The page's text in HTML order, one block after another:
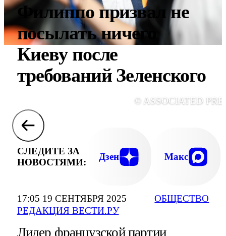
17:05 19 СЕНТЯБРЯ 2025
РЕДАКЦИЯ ВЕСТИ.РУ
ОБЩЕСТВО
Филиппо призвал не
посылать ничего
Киеву после
требований Зеленского
© ASSOCIATED
СЛЕДИТЕ ЗА
НОВОСТЯМИ:
Дзен Макс
Лидер французской партии